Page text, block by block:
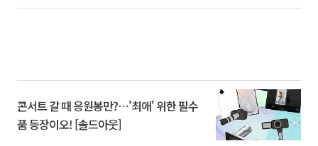
콘서트 갈 때 응원봉만?⋯'최애' 위한 필수
품 등장이오! [솔드아웃]